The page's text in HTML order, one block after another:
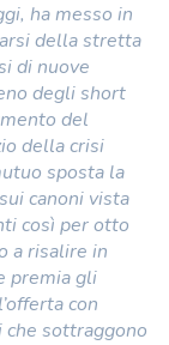
ha messo in
della stretta
di nuove
degli short
del
della crisi
sposta la
canoni vista
così per otto
a risalire in
premia gli
con
sottraggono